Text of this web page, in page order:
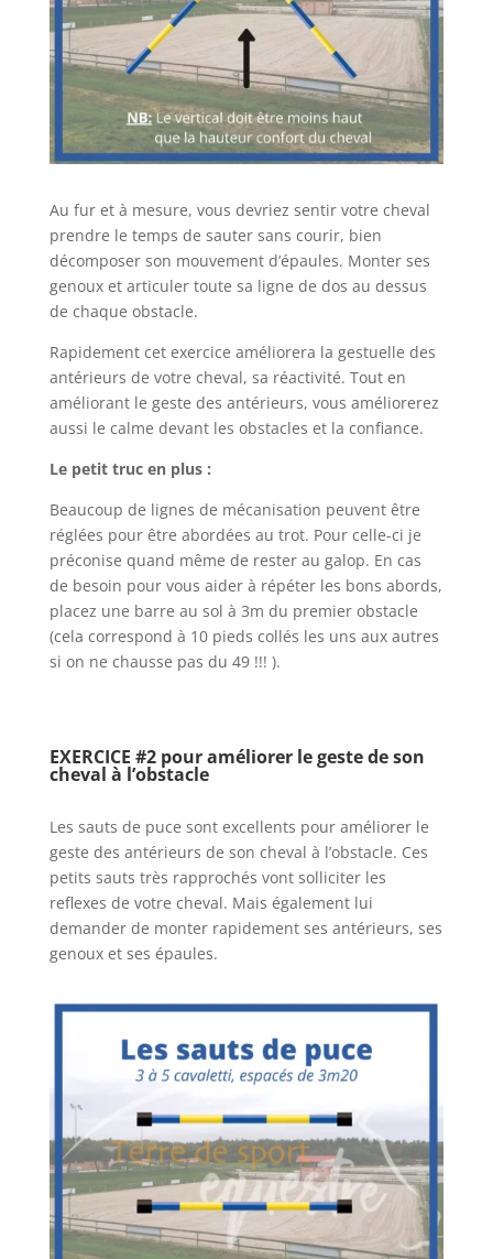
Au fur et à mesure, vous devriez sentir votre cheval
prendre le temps de sauter sans courir, bien
décomposer son mouvement d’épaules. Monter ses
genoux et articuler toute sa ligne de dos au dessus
de chaque obstacle.
Rapidement cet exercice améliorera la gestuelle des
antérieurs de votre cheval, sa réactivité. Tout en
améliorant le geste des antérieurs, vous améliorerez
aussi le calme devant les obstacles et la confiance.
Le petit truc en plus :
Beaucoup de lignes de mécanisation peuvent être
réglées pour être abordées au trot. Pour celle-ci je
préconise quand même de rester au galop. En cas
de besoin pour vous aider à répéter les bons abords,
placez une barre au sol à 3m du premier obstacle
(cela correspond à 10 pieds collés les uns aux autres
si on ne chausse pas du 49 !!! ).
EXERCICE #2 pour améliorer le geste de son
cheval à l’obstacle
Les sauts de puce sont excellents pour améliorer le
geste des antérieurs de son cheval à l’obstacle. Ces
petits sauts très rapprochés vont solliciter les
reflexes de votre cheval. Mais également lui
demander de monter rapidement ses antérieurs, ses
genoux et ses épaules.